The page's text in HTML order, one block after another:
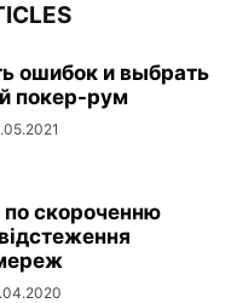
ошибок и выбрать
покер-рум
по скороченню